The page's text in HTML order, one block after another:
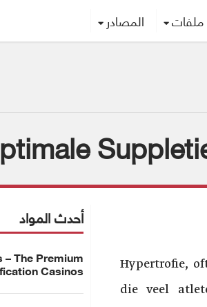
ملفات المصادر
Hypertrofie,
die veel
أحدث المواد
– The Premium
Casinos